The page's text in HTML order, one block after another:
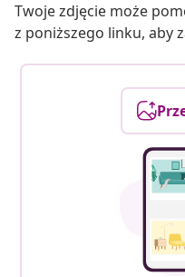
Twoje zdjęcie może
z poniższego linku, aby